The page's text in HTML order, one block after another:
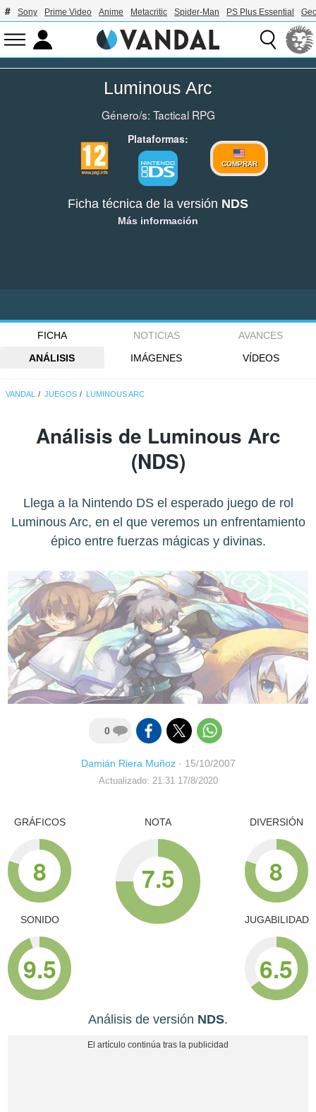
Sony Prime Video Anime Metacritic Spider-Man PS Plus Essential
Luminous Arc
Género/s: Tactical RPG
Plataformas:
COMPRAR
Ficha técnica de la versión NDS
Más información
FICHA NOTICIAS
AVANCES
ANÁLISIS
IMÁGENES VÍDEOS
VANDAL JUEGOS LUMINOUS ARC
Análisis de Luminous Arc
(NDS)
Llega a la Nintendo DS el esperado juego de rol
Luminous Arc, en el que veremos un enfrentamiento
épico entre fuerzas mágicas y divinas.
0
Damián Riera Muñoz· 15/10/2007
Actualizado: 21:31 17/8/2020
GRÁFICOS
8
SONIDO
9.5
NOTA
7.5
DIVERSIÓN
8
JUGABILIDAD
6.5
Análisis de versión NDS.